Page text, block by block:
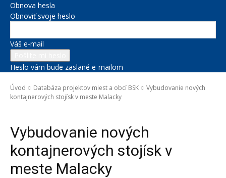
Obnova hesla
Obnoviť svoje heslo
Váš e-mail
Heslo vám bude zaslané e-mailom
Úvod Databáza projektov miest a obcí BSK
Vybudovanie nových
kontajnerových stojísk v meste Malacky
Vybudovanie nových
kontajnerových stojísk v
meste Malacky